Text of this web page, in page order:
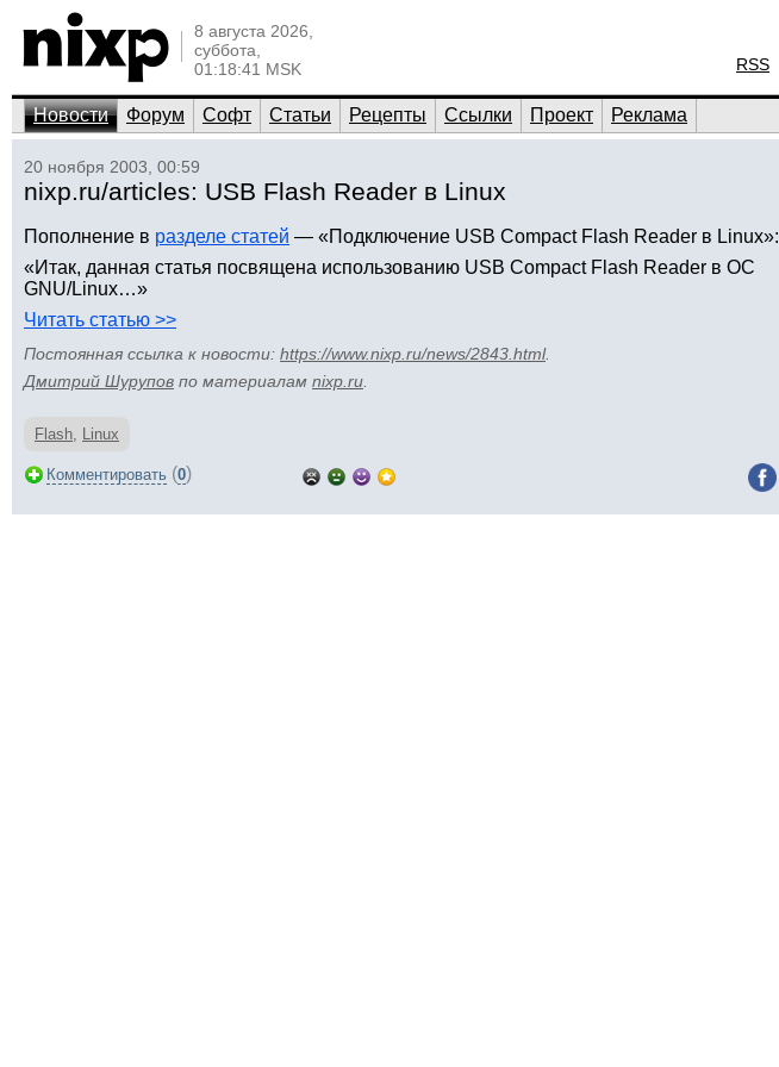
8 августа 2026,
суббота,
01:18:41 MSK
RSS
Новости Форум Софт Статьи Рецепты Ссылки Проект Реклама
20 ноября 2003, 00:59
nixp.ru/articles: USB Flash Reader в Linux
Пополнение в разделе статей — «Подключение USB Compact Flash Reader в Linux»:
«Итак, данная статья посвящена использованию USB Compact Flash Reader в ОС
GNU/Linux…»
Читать статью >>
Постоянная ссылка к новости: https://www.nixp.ru/news/2843.html.
Дмитрий Шурупов по материалам nixp.ru
Flash, Linux
Комментировать (0)